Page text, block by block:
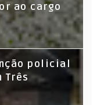
ao cargo
policial
Três